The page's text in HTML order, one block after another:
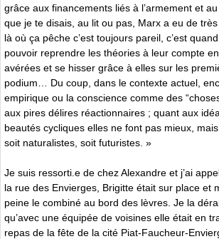
grâce aux financements liés à l’armement et
que je te disais, au lit ou pas, Marx a eu de
là où ça pêche c’est toujours pareil, c’est
pouvoir reprendre les théories à leur compte
avérées et se hisser grâce à elles sur les
podium… Du coup, dans le contexte actuel,
empirique ou la conscience comme des
aux pires délires réactionnaires ; quant aux
beautés cycliques elles ne font pas mieux,
soit naturalistes, soit futuristes. »
Je suis ressorti.e de chez Alexandre et j’ai
la rue des Envierges, Brigitte était sur place et
peine le combiné au bord des lèvres. Je la
qu’avec une équipée de voisines elle était en
repas de la fête de la cité Piat-Faucheur-